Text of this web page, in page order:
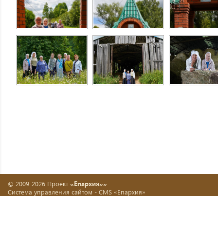
© 2009-2026 Проект «Епархия»»
Система управления сайтом - CMS «Епархия»